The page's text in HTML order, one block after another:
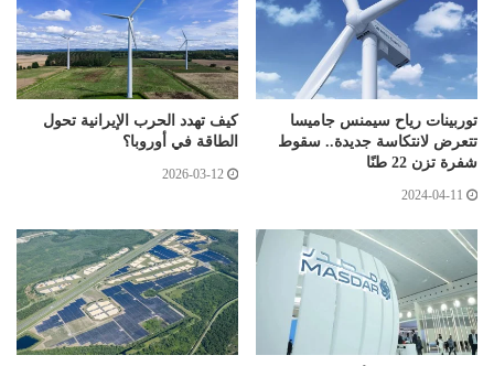
توربينات رياح سيمنس جاميسا
تتعرض لانتكاسة جديدة.. سقوط
شفرة تزن 22 طنًا
2024-04-11
كيف تهدد الحرب الإيرانية تحول
الطاقة في أوروبا؟
2026-03-12